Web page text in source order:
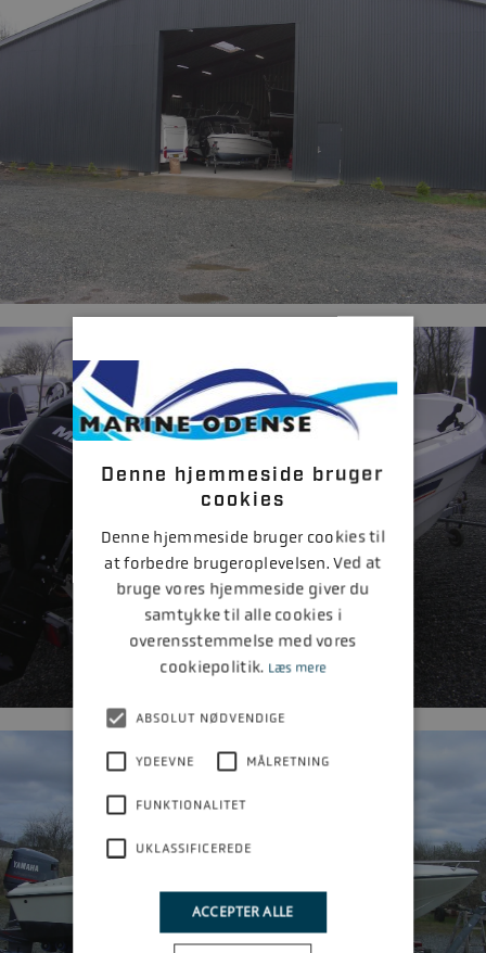
Denne hjemmeside bruger
cookies
Denne hjemmeside bruger cookies til
at forbedre brugeroplevelsen. Ved at
bruge vores hjemmeside giver du
samtykke til alle cookies i
overensstemmelse med vores
cookiepolitik. Læs mere
ABSOLUT NØDVENDIGE
YDEEVNE MÅLRETNING
FUNKTIONALITET
UKLASSIFICEREDE
ACCEPTER ALLE